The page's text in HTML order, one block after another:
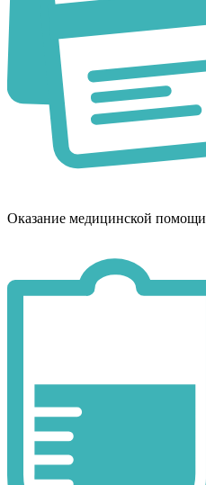
Оказание медицинской помощи